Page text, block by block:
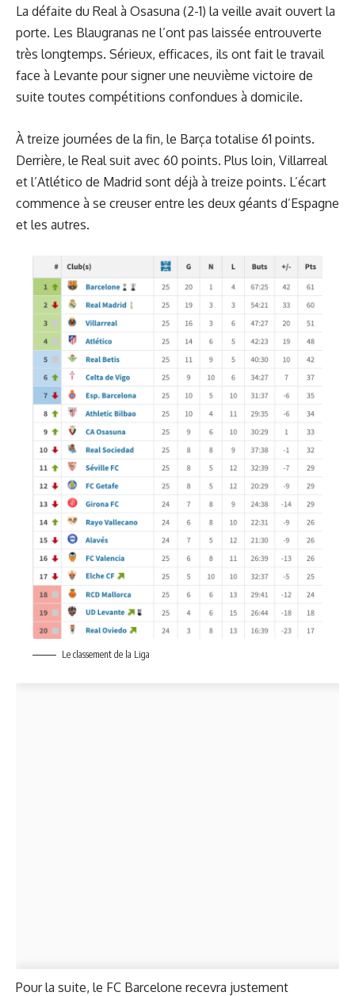
La défaite du Real à Osasuna (2-1) la veille avait ouvert la
porte. Les Blaugranas ne l’ont pas laissée entrouverte
très longtemps. Sérieux, efficaces, ils ont fait le travail
face à Levante pour signer une neuvième victoire de
suite toutes compétitions confondues à domicile.
À treize journées de la fin, le Barça totalise 61 points.
Derrière, le Real suit avec 60 points. Plus loin, Villarreal
et l’Atlético de Madrid sont déjà à treize points. L’écart
commence à se creuser entre les deux géants d’Espagne
et les autres.
Le classement de la Liga
Pour la suite, le FC Barcelone recevra justement